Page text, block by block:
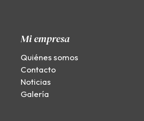
Mi empresa
Quiénes somos
Contacto
Noticias
Galería